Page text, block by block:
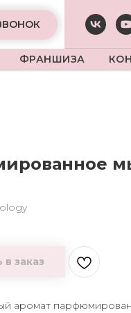
ФРАНШИЗА
заказ
аромат